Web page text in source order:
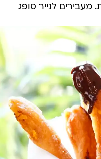
לנייר סופג